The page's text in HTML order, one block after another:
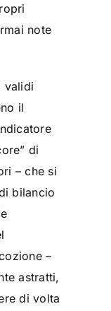
note
validi
il
di
– che si
bilancio
–
astratti,
di volta